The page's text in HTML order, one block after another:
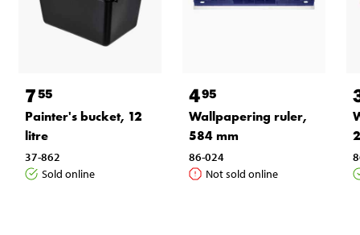
755
Painter's bucket, 12
litre
37-862
Sold online
495
Wallpapering ruler,
584 mm
86-024
Not sold online